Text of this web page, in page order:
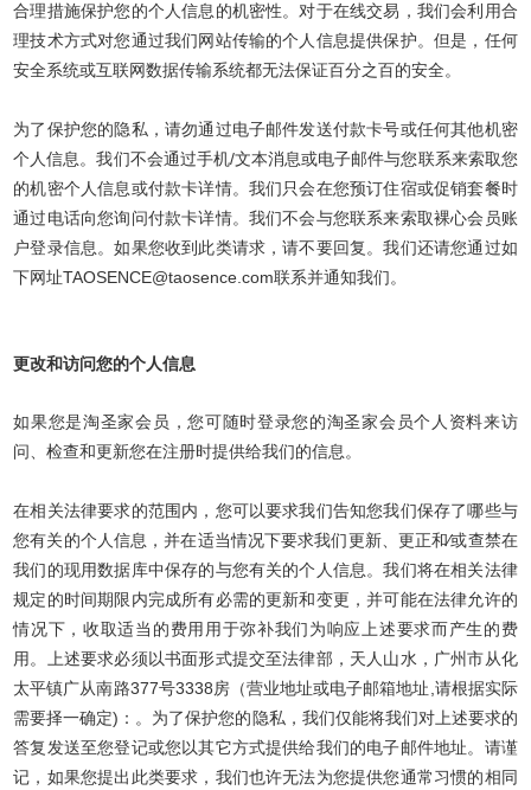
合理措施保护您的个人信息的机密性。对于在线交易，我们会利用合
理技术方式对您通过我们网站传输的个人信息提供保护。但是，任何
安全系统或互联网数据传输系统都无法保证百分之百的安全。
为了保护您的隐私，请勿通过电子邮件发送付款卡号或任何其他机密
个人信息。我们不会通过手机/文本消息或电子邮件与您联系来索取您
的机密个人信息或付款卡详情。我们只会在您预订住宿或促销套餐时
通过电话向您询问付款卡详情。我们不会与您联系来索取裸心会员账
户登录信息。如果您收到此类请求，请不要回复。我们还请您通过如
下网址TAOSENCE@taosence.com联系并通知我们。
更改和访问您的个人信息
如果您是淘圣家会员，您可随时登录您的淘圣家会员个人资料来访
问、检查和更新您在注册时提供给我们的信息。
在相关法律要求的范围内，您可以要求我们告知您我们保存了哪些与
您有关的个人信息，并在适当情况下要求我们更新、更正和∕或查禁在
我们的现用数据库中保存的与您有关的个人信息。我们将在相关法律
规定的时间期限内完成所有必需的更新和变更，并可能在法律允许的
情况下，收取适当的费用用于弥补我们为响应上述要求而产生的费
用。上述要求必须以书面形式提交至法律部，天人山水，广州市从化
太平镇广从南路377号3338房（营业地址或电子邮箱地址,请根据实际
需要择一确定)：。为了保护您的隐私，我们仅能将我们对上述要求的
答复发送至您登记或您以其它方式提供给我们的电子邮件地址。请谨
记，如果您提出此类要求，我们也许无法为您提供您通常习惯的相同